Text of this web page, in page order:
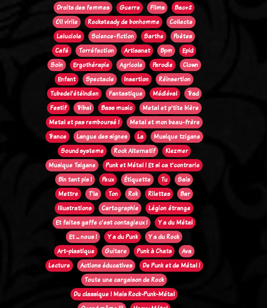
Droits des femmes
Guerre Films
Bac+2
Oi! virile
Rocksteady de bonhomme
Collecte
Laluciole
Science-fiction Sarthe
Poètes
Café
Torréfaction Artisanat Bpm
Epid
Soin
Ergothérapie Agricole Parodie
Clown
Enfant
Spectacle Insertion
Réinsertion
Tubedel'étéindien
Fantastique Médiéval
Trad
Festif
Tribal Bass music
Metal et p'tite bière
Metal et pas remboursé !
Metal et mon beau-frère
Trance
Langue des signes La
Musique tzigane
Sound systeme
Rock Alternatif
Klezmer
Musique Tsigane
Punk et Métal ! Et si ca t'contrarie
Bin tant pis !
Peux Étiquette Tu
Sais
Mettre
T'la Ton Rok Rilettes
Bar
Illustrations
Cartographie
Légion étrange
Et faites gaffe c'est contagieux !
Y a du Métal
Et ... nous !
Y a du Punk
Y a du Rock
Art-plastique
Guitare Punk à Chats
Ava
Lecture
Actions éducatives
De Punk et de Métal !
Toute une cargaison de Rock
Du classique ! Mais Rock-Punk-Métal